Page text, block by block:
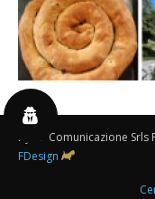
By 3P Comunicazione
FDesign